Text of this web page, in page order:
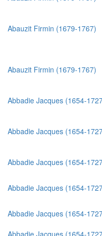
Abauzit Firmin (1679-1767)
Abauzit Firmin (1679-1767)
Abbadie Jacques (1654-
Abbadie Jacques (1654-
Abbadie Jacques (1654-
Abbadie Jacques (1654-
Abbadie Jacques (1654-
Abbadie Jacques (1654-